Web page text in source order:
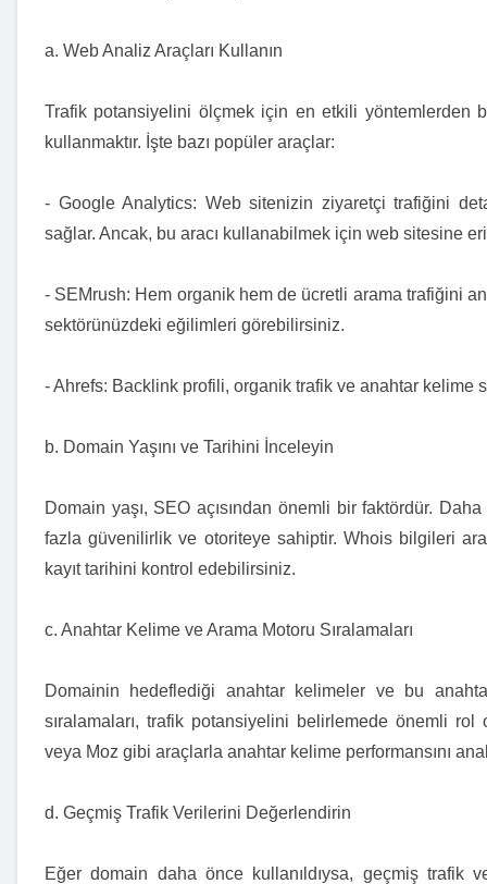
a. Web Analiz Araçları Kullanın
Trafik potansiyelini ölçmek için en etkili yöntemlerden
kullanmaktır. İşte bazı popüler araçlar:
- Google Analytics: Web sitenizin ziyaretçi trafiğini
sağlar. Ancak, bu aracı kullanabilmek için web sitesine
- SEMrush: Hem organik hem de ücretli arama trafiğini
sektörünüzdeki eğilimleri görebilirsiniz.
- Ahrefs: Backlink profili, organik trafik ve anahtar kelime
b. Domain Yaşını ve Tarihini İnceleyin
Domain yaşı, SEO açısından önemli bir faktördür.
fazla güvenilirlik ve otoriteye sahiptir. Whois bilgileri
kayıt tarihini kontrol edebilirsiniz.
c. Anahtar Kelime ve Arama Motoru Sıralamaları
Domainin hedeflediği anahtar kelimeler ve bu
sıralamaları, trafik potansiyelini belirlemede önemli
veya Moz gibi araçlarla anahtar kelime performansını
d. Geçmiş Trafik Verilerini Değerlendirin
Eğer domain daha önce kullanıldıysa, geçmiş trafik